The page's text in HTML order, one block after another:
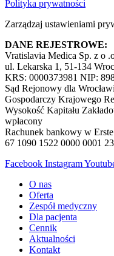
Polityka prywatności
Zarządzaj ustawieniami
DANE REJESTROWE:
Vratislavia Medica Sp. z o
ul. Lekarska 1, 51-134
KRS: 0000373981 NIP:
Sąd Rejonowy dla
Gospodarczy Krajowego
Wysokość Kapitału
wpłacony
Rachunek bankowy w
67 1090 1522 0000 0001
Facebook Instagram
O nas
Oferta
Zespół medyczny
Dla pacjenta
Cennik
Aktualności
Kontakt